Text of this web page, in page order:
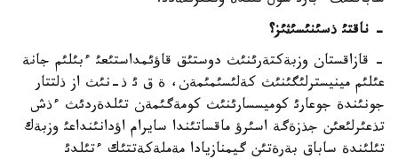
- ناقتئ ذسئنئسئثئز؟
- قازاقستان وزبةكتةرئنئث دوستئق قاؤئمداستئعئ ءبئلئم جانة
عئلئم مينيسترلئگئنئث كةلئسئمئمةن، ة ق ئ ذ-نئث از ذلتتار
جونئندة جوعارئ كوميسسارئنئث كومةگئمةن تئلدةردئث ءذش
تذعئرلئعئن جذزةگة اسئرؤ ماقساتئندا سايرام اؤدانئنداعئ وزبةك
تئلئندة ساباق بةرةتئن گيمنازيادا مةملةكةتتئك ءتئلدئ